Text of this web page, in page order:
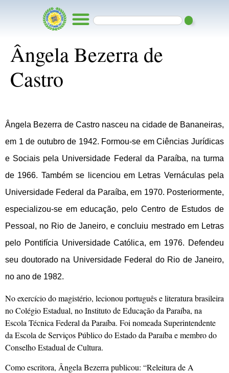
Ângela Bezerra de
Castro
Ângela Bezerra de Castro nasceu na cidade de Bananeiras,
em 1 de outubro de 1942. Formou-se em Ciências Jurídicas
e Sociais pela Universidade Federal da Paraíba, na turma
de 1966. Também se licenciou em Letras Vernáculas pela
Universidade Federal da Paraíba, em 1970. Posteriormente,
especializou-se em educação, pelo Centro de Estudos de
Pessoal, no Rio de Janeiro, e concluiu mestrado em Letras
pelo Pontifícia Universidade Católica, em 1976. Defendeu
seu doutorado na Universidade Federal do Rio de Janeiro,
no ano de 1982.
No exercício do magistério, lecionou português e literatura brasileira
no Colégio Estadual, no Instituto de Educação da Paraíba, na
Escola Técnica Federal da Paraíba. Foi nomeada Superintendente
da Escola de Serviços Público do Estado da Paraíba e membro do
Conselho Estadual de Cultura.
Como escritora, Ângela Bezerra publicou: “Releitura de A